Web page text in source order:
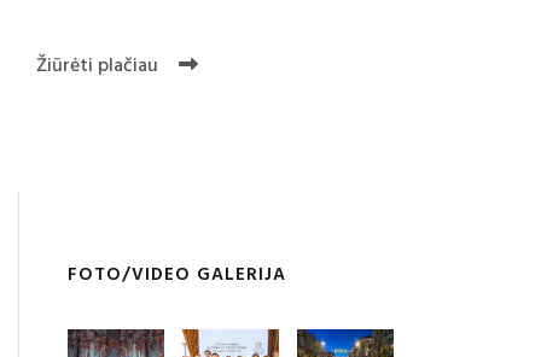
Žiūrėti plačiau
FOTO/VIDEO GALERIJA